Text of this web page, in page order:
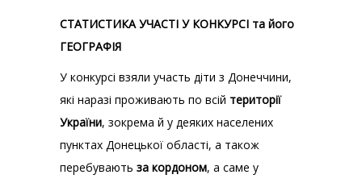
СТАТИСТИКА УЧАСТІ У КОНКУРСІ та його
ГЕОГРАФІЯ
У конкурсі взяли участь діти з Донеччини,
які наразі проживають по всій території
України, зокрема й у деяких населених
пунктах Донецької області, а також
перебувають за кордоном, а саме у